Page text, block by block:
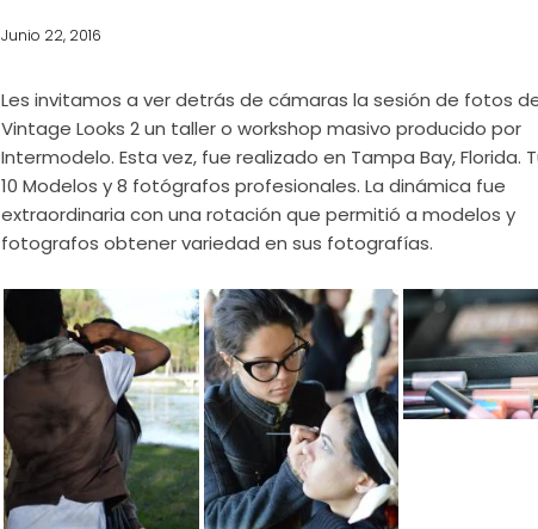
Junio 22, 2016
Les invitamos a ver detrás de cámaras la sesión de fotos
Vintage Looks 2 un taller o workshop masivo producido por
Intermodelo. Esta vez, fue realizado en Tampa Bay, Florida.
10 Modelos y 8 fotógrafos profesionales. La dinámica fue
extraordinaria con una rotación que permitió a modelos y
fotografos obtener variedad en sus fotografías.